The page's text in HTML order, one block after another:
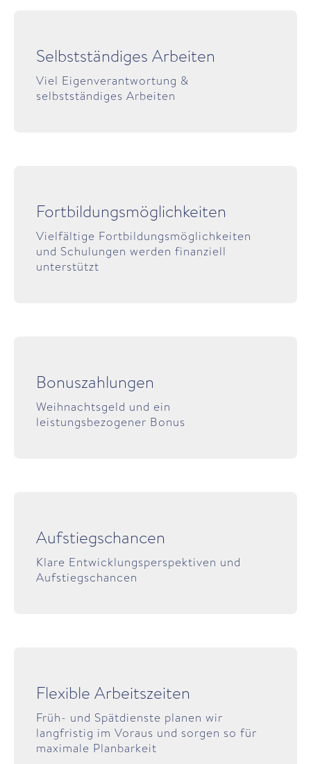
Selbstständiges Arbeiten
Viel Eigenverantwortung &
selbstständiges Arbeiten
Fortbildungs­möglichkeiten
Vielfältige Fortbildungsmöglichkeiten
und Schulungen werden finanziell
unterstützt
Bonuszahlungen
Weihnachtsgeld und ein
leistungsbezogener Bonus
Aufstiegschancen
Klare Entwicklungsperspektiven und
Aufstiegschancen
Flexible Arbeitszeiten
Früh- und Spätdienste planen wir
langfristig im Voraus und sorgen so für
maximale Planbarkeit